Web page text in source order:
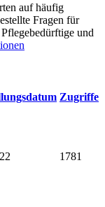
auf häufig
Fragen für
und
Zugriffe
1781